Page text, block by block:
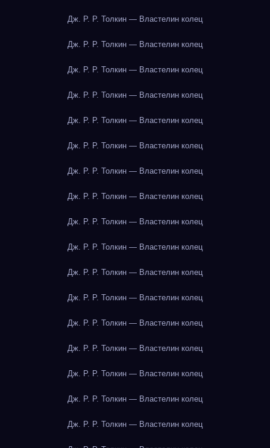
Дж. Р. Р. Толкин — Властелин колец
Дж. Р. Р. Толкин — Властелин колец
Дж. Р. Р. Толкин — Властелин колец
Дж. Р. Р. Толкин — Властелин колец
Дж. Р. Р. Толкин — Властелин колец
Дж. Р. Р. Толкин — Властелин колец
Дж. Р. Р. Толкин — Властелин колец
Дж. Р. Р. Толкин — Властелин колец
Дж. Р. Р. Толкин — Властелин колец
Дж. Р. Р. Толкин — Властелин колец
Дж. Р. Р. Толкин — Властелин колец
Дж. Р. Р. Толкин — Властелин колец
Дж. Р. Р. Толкин — Властелин колец
Дж. Р. Р. Толкин — Властелин колец
Дж. Р. Р. Толкин — Властелин колец
Дж. Р. Р. Толкин — Властелин колец
Дж. Р. Р. Толкин — Властелин колец